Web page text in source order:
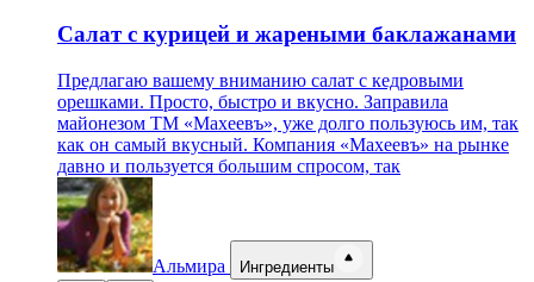
Салат с курицей и жареными баклажанами
Предлагаю вашему вниманию салат с кедровыми
орешками. Просто, быстро и вкусно. Заправила
майонезом ТМ «Махеевъ», уже долго пользуюсь им, так
как он самый вкусный. Компания «Махеевъ» на рынке
давно и пользуется большим спросом, так
Альмира Ингредиенты